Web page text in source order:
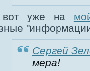
уже на
Сергей
мера!